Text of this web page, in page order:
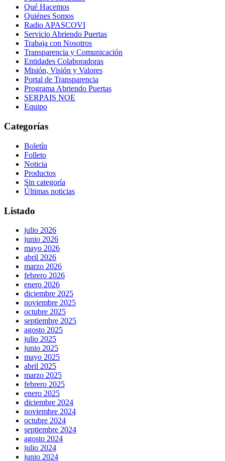
Qué Hacemos
Quiénes Somos
Radio APASCOVI
Servicio Abriendo Puertas
Trabaja con Nosotros
Transparencia y Comunicación
Entidades Colaboradoras
Misión, Visión y Valores
Portal de Transparencia
Programa Abriendo Puertas
SERPAIS NOE
Equipo
Categorías
Boletín
Folleto
Noticia
Productos
Sin categoría
Últimas noticias
Listado
julio 2026
junio 2026
mayo 2026
abril 2026
marzo 2026
febrero 2026
enero 2026
diciembre 2025
noviembre 2025
octubre 2025
septiembre 2025
agosto 2025
julio 2025
junio 2025
mayo 2025
abril 2025
marzo 2025
febrero 2025
enero 2025
diciembre 2024
noviembre 2024
octubre 2024
septiembre 2024
agosto 2024
julio 2024
junio 2024